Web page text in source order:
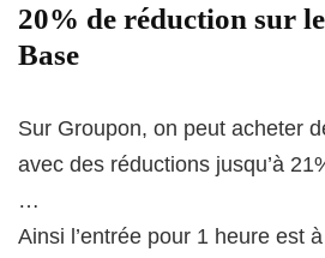
20% de réduction sur
Base
Sur Groupon, on peut acheter
avec des réductions jusqu’à
…
Ainsi l’entrée pour 1 heure est